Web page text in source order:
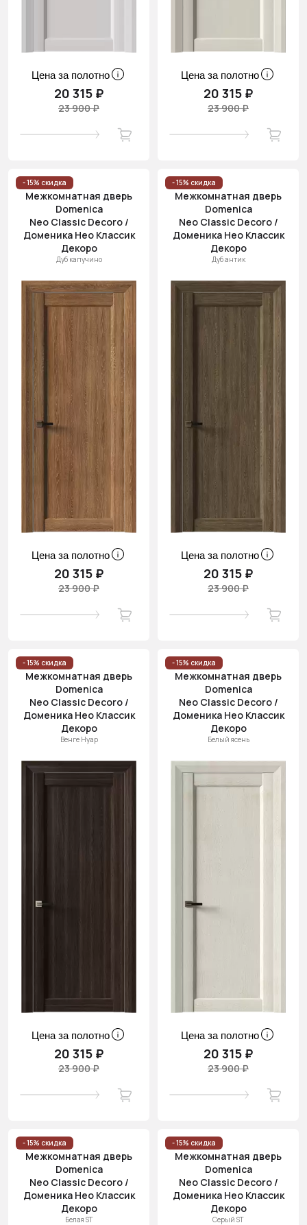
Цена за полотно
20 315 ₽
23 900 ₽
Цена за полотно
20 315 ₽
23 900 ₽
- 15% скидка
Межкомнатная дверь
Domenica
Neo Classic Decoro /
Доменика Нео Классик
Декоро
Дуб капучино
Цена за полотно
20 315 ₽
23 900 ₽
- 15% скидка
Межкомнатная дверь
Domenica
Neo Classic Decoro /
Доменика Нео Классик
Декоро
Дуб антик
Цена за полотно
20 315 ₽
23 900 ₽
- 15% скидка
Межкомнатная дверь
Domenica
Neo Classic Decoro /
Доменика Нео Классик
Декоро
Венге Нуар
Цена за полотно
20 315 ₽
23 900 ₽
- 15% скидка
Межкомнатная дверь
Domenica
Neo Classic Decoro /
Доменика Нео Классик
Декоро
Белый ясень
Цена за полотно
20 315 ₽
23 900 ₽
- 15% скидка
Межкомнатная дверь
Domenica
Neo Classic Decoro /
Доменика Нео Классик
Декоро
Белая ST
- 15% скидка
Межкомнатная дверь
Domenica
Neo Classic Decoro /
Доменика Нео Классик
Декоро
Серый ST